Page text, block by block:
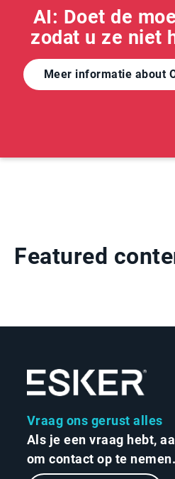
AI: Doet de
zodat u ze niet
Meer informatie about
Featured
Vraag ons gerust alles
Als je een vraag hebt,
om contact op te nemen.